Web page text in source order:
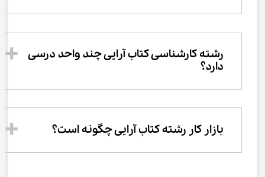
رشته کارشناسی کتاب آرایی چند واحد درسی
دارد؟
بازار کار رشته کتاب آرایی چگونه است؟